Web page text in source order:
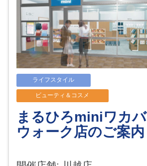
ライフスタイル
ビューティ＆コスメ
まるひろminiワカバ
ウォーク店のご案内